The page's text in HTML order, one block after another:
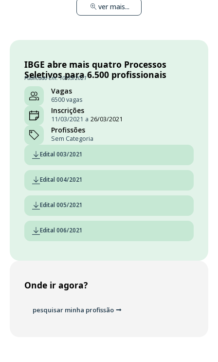
ver mais...
IBGE abre mais quatro Processos
Seletivos para 6.500 profissionais
Publicado em: 10/03/2021
Vagas
6500 vagas
Inscrições
11/03/2021 a 26/03/2021
Profissões
Sem Categoria
Edital 003/2021
Edital 004/2021
Edital 005/2021
Edital 006/2021
Onde ir agora?
pesquisar minha profissão